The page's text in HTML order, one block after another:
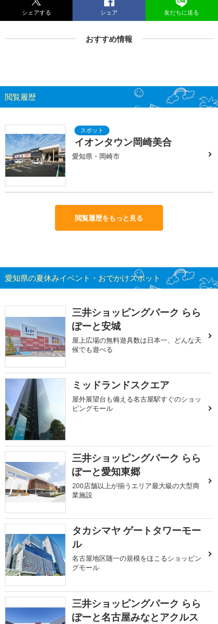
シェアする シェア 友だちに送る
おすすめ情報
閲覧履歴
イオンタウン岡崎美合
愛知県・岡崎市
閲覧履歴をもっと見る
愛知県の夏休みイベント・おでかけスポット
三井ショッピングパーク らら
ぽーと安城
屋上広場の無料遊具数は日本一、どんな天
候でも遊べる
ミッドランドスクエア
屋外展望台も備える名古屋駅すぐのショッ
ピングモール
三井ショッピングパーク らら
ぽーと愛知東郷
200店舗以上が揃うエリア最大級の大型商
業施設
タカシマヤ ゲートタワーモー
ル
名古屋地区随一の規模をほこるショッピン
グモール
三井ショッピングパーク らら
ぽーと名古屋みなとアクルス